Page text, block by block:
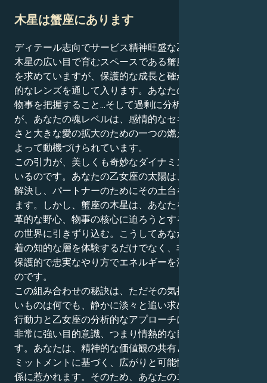
木星は蟹座にあります
ディテール志向でサービス精神旺盛な乙女座の太陽は、
木星の広い目で育むスペースである蟹座で、幸運と拡大
を求めていますが、保護的な成長と確かな快適さの感情
的なレンズを通して入ります。あなたの外側の存在は、
物事を把握すること...そして過剰に分析することを好む
が、あなたの魂レベルは、感情的なセキュリティと快適
さと大きな愛の拡大のための一つの燃えるような欲求に
よって動機づけられています。
この引力が、美しくも奇妙なダイナミズムを生み出して
いるのです。あなたの乙女座の太陽は、すべての物事を
解決し、パートナーのためにその土台を築くことを好み
ます。しかし、蟹座の木星は、あなたを根深い情熱、変
革的な野心、物事の核心に迫ろうとする絶え間ない追求
の世界に引きずり込む。こうしてあなたは、人間的な愛
着の知的な層を体験するだけでなく、非常に信頼でき、
保護的で忠実なやり方でエネルギーを流すことができる
のです。
この組み合わせの秘訣は、ただその気持ちを貫き、欲し
いものは何でも、静かに淡々と追い求めること。蟹座の
行動力と乙女座の分析的なアプローチにより、あなたは
非常に強い目的意識、つまり情熱的な目的を持っていま
す。あなたは、精神的な価値観の共有と燃えるようなコ
ミットメントに基づく、広がりと可能性に満ちた人間関
係に惹かれます。そのため、あなたのエネルギーは、相